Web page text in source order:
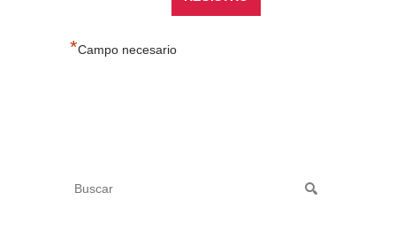
*Campo necesario